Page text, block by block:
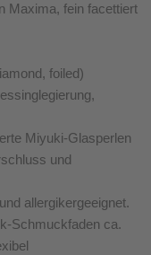
Maxima, fein facettiert
foiled)
Miyuki-Glasperlen
und
allergikergeeignet.
Schmuckfaden ca.